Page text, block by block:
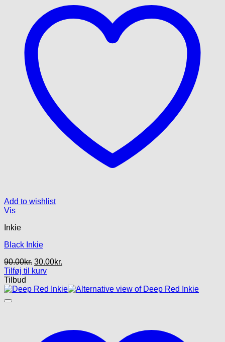
Add to wishlist
Vis
Inkie
Black Inkie
90.00kr. Den
oprindelige
var:
30.00kr.
er:
Tilføj til kurv
Tilbud